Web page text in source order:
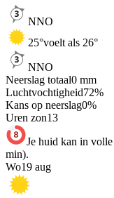
NNO
25°voelt als 26°
NNO
Neerslag totaal0 mm
Luchtvochtigheid72%
Kans op neerslag0%
Uren zon13
Je huid kan in
min).
Wo19 aug